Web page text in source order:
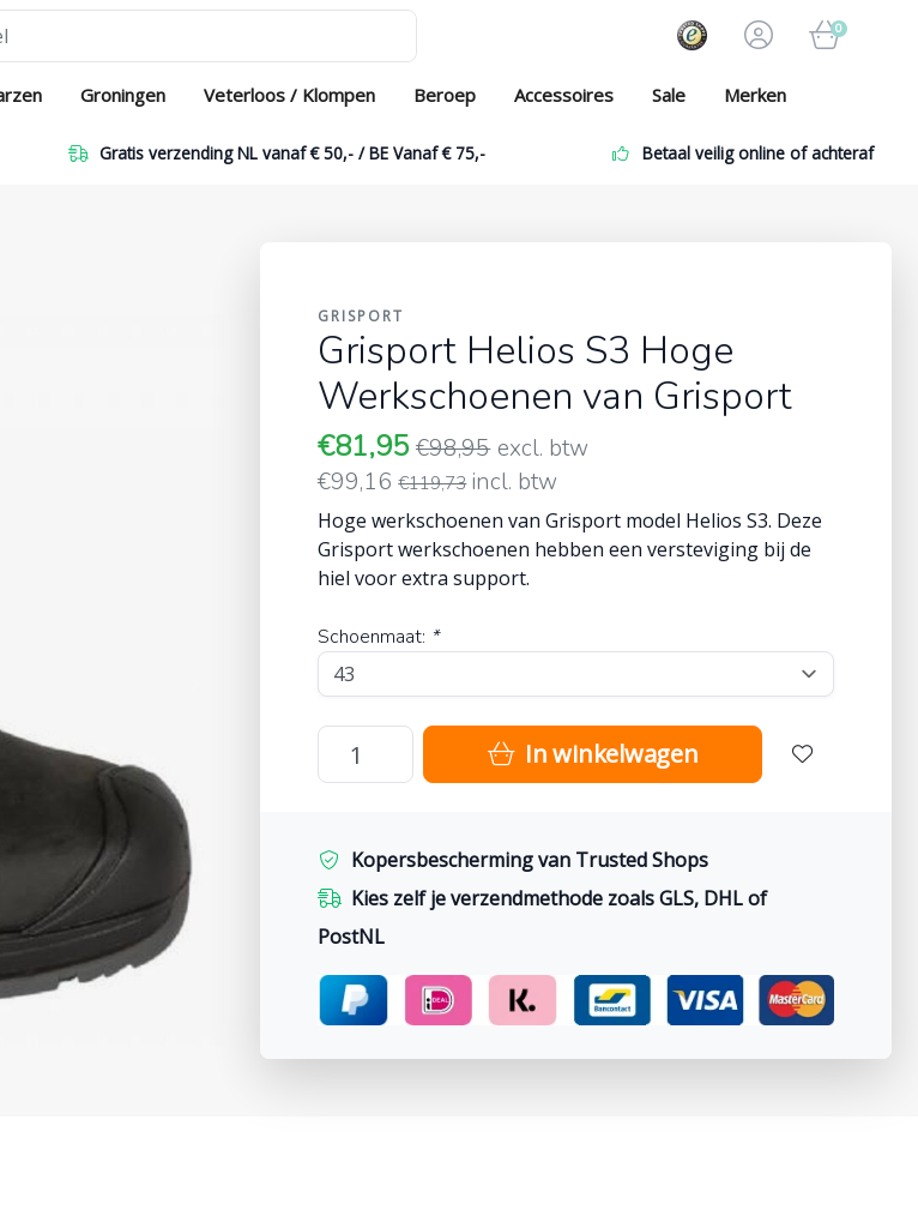
0
Groningen Veterloos / Klompen Beroep Accessoires Sale Merken
Gratis verzending NL vanaf € 50,- / BE Vanaf € 75,- Betaal veilig online of achteraf
GRISPORT
Grisport Helios S3 Hoge
Werkschoenen van Grisport
€81,95€98,95 excl. btw
€99,16€119,73incl. btw
Hoge werkschoenen van Grisport model Helios S3. Deze
Grisport werkschoenen hebben een versteviging bij de
hiel voor extra support.
Schoenmaat: *
In winkelwagen
Kopersbescherming van Trusted Shops
Kies zelf je verzendmethode zoals GLS, DHL of
PostNL